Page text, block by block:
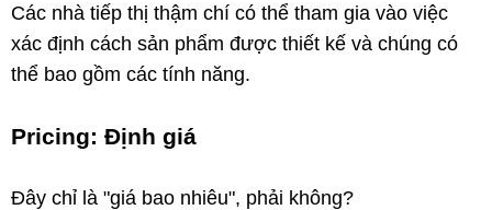
Các nhà tiếp thị thậm chí có thể tham gia vào việc
xác định cách sản phẩm được thiết kế và chúng có
thể bao gồm các tính năng.
Pricing: Định giá
Đây chỉ là "giá bao nhiêu", phải không?